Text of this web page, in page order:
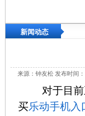
新闻动态
来源：钟友松 发布时间
对于目前五
买乐动手机入